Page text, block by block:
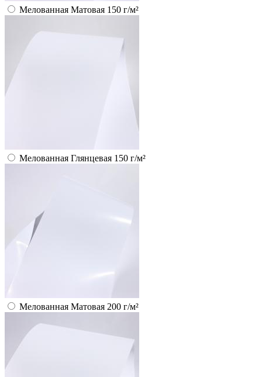
Мелованная Матовая 150 г/м²
Мелованная Глянцевая 150 г/м²
Мелованная Матовая 200 г/м²